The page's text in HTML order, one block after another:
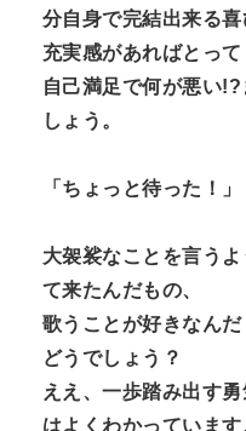
分自身で完結出来る喜
充実感があればとって
自己満足で何が悪い
しょう。
「ちょっと待った！」
大袈裟なことを言う
て来たんだもの、
歌うことが好きなん
どうでしょう？
ええ、一歩踏み出す
はよくわかっています